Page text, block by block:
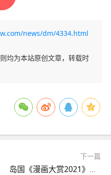
news/dm/4334.html
均为本站原创文章，转载时
下一篇
岛国《漫画大赏2021》结果揭晓，《葬送的芙莉莲》登顶夺冠,八卦杂谈